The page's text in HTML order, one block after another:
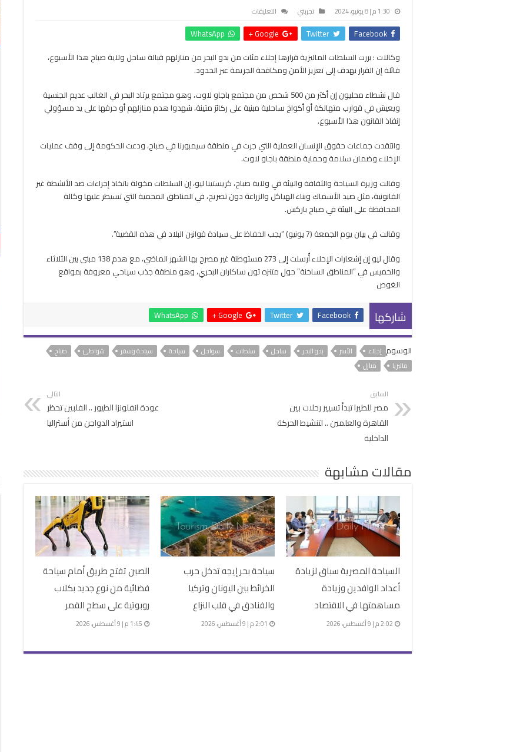
1:30 م | 8 يونيو، 2024 تجربتي التعليقات
ماليزيا
قرارها
بإجلاء
البحر
من
منازلهم
مغلقة
Facebook
Twitter
Google +
WhatsApp
وكالات : بررت السلطات الماليزية قرارها إجلاء مئات من بدو البحر من منازلهم قبالة ساحل ولاية صباح هذا الأسبوع،
قائلة إن القرار يهدف إلى تعزيز الأمن ومكافحة الجريمة عبر الحدود.
قال نشطاء محليون إن أكثر من 500 شخص من مجتمع باجاو لاوت، وهو مجتمع يرتاد البحر في الغالب عديم الجنسية
ويعيش في قوارب متهالكة أو أكواخ ساحلية مبنية على ركائز متينة، شهدوا هدم منازلهم أو حرقها على يد مسؤولي
إنفاذ القانون هذا الأسبوع.
وانتقدت جماعات حقوق الإنسان العملية التي جرت في منطقة سيمبورنا في صباح، ودعت الحكومة إلى وقف عمليات
الإخلاء وضمان سلامة وحماية منطقة باجاو لاوت.
وقالت وزيرة السياحة والثقافة والبيئة في ولاية صباح، كريستينا ليو، إن السلطات مخولة باتخاذ إجراءات ضد الأنشطة غير
القانونية، مثل صيد الأسماك وبناء الهياكل والزراعة دون تصريح، في المناطق المحمية التي تسيطر عليها وكالة
المحافظة على البيئة في صباح باركس.
وقالت في بيان يوم الجمعة (7 يونيو) “يجب الحفاظ على سيادة قوانين البلاد في هذه القضية”.
وقال ليو إن إشعارات الإخلاء أُرسلت إلى 273 مستوطنة غير مصرح بها الشهر الماضي، مع هدم 138 مبنى بين الثلاثاء
والخميس في “المناطق الساخنة” حول متنزه تون ساكاران البحري، وهو منطقة جذب سياحي معروفة بمواقع
الغوص
شاركها Facebook
Twitter
Google +
WhatsApp
الوسوم إجلاء الأسر بدو البحر ساحل سلطات سواحل سياحة سياحة وسفر شواطئ
صباح
ماليزيا
منازل
السابق
مصر للطيرا تبدأ تسيير رحلات بين
القاهرة والعلمين .. لتنشيط الحركة
الداخلية
التالي
عودة انفلونزا الطيور .. الفلبين تحظر
استيراد الدواجن من أستراليا
مقالات مشابهة
السياحة المصرية سباق لزيادة
أعداد الوافدين وزيادة
مساهمتها في الاقتصاد
2:02 م | 9 أغسطس، 2026
سياحة بحر إيجه تدخل حرب
الخرائط بين اليونان وتركيا
والفنادق في قلب النزاع
2:01 م | 9 أغسطس، 2026
الصين تفتح طريق أمام سياحة
فضائية من نوع جديد بكلاب
روبوتية على سطح القمر
1:45 م | 9 أغسطس، 2026